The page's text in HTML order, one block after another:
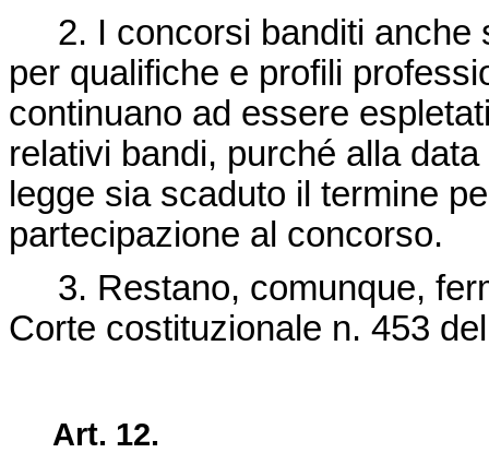
2. I concorsi banditi anche
per qualifiche e profili
continuano ad essere
relativi bandi, purché alla
legge sia scaduto il termine
partecipazione al concorso.
3. Restano, comunque,
Corte costituzionale n. 453
Art. 12.